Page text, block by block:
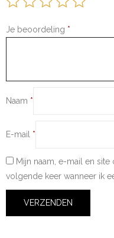
Je beoordeling *
Naam *
E-mail *
Mijn naam, e-mail en
volgende keer wanneer ik